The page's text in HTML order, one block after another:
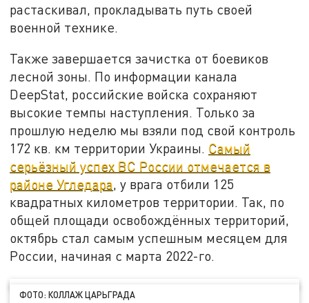
растаскивал, прокладывать путь своей
военной технике.
Также завершается зачистка от боевиков
лесной зоны. По информации канала
DeepStat, российские войска сохраняют
высокие темпы наступления. Только за
прошлую неделю мы взяли под свой контроль
172 кв. км территории Украины. Самый
серьёзный успех ВС России отмечается в
районе Угледара, у врага отбили 125
квадратных километров территории. Так, по
общей площади освобождённых территорий,
октябрь стал самым успешным месяцем для
России, начиная с марта 2022-го.
ФОТО: КОЛЛАЖ ЦАРЬГРАДА